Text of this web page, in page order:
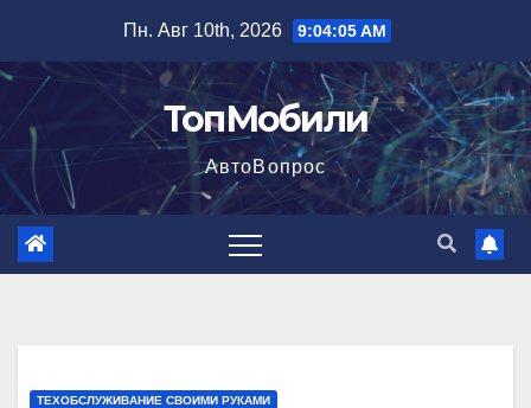
содержимому
Пн. Авг 10th, 2026 9:04:06 AM
ТопМобили
АвтоВопрос
ТЕХОБСЛУЖИВАНИЕ СВОИМИ РУКАМИ